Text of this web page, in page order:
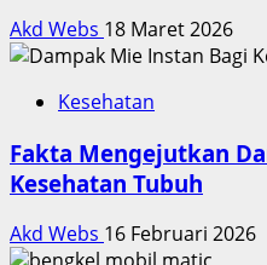
Akd Webs 18 Maret 2026
Kesehatan
Fakta Mengejutkan
Kesehatan Tubuh
Akd Webs 16 Februari 2026